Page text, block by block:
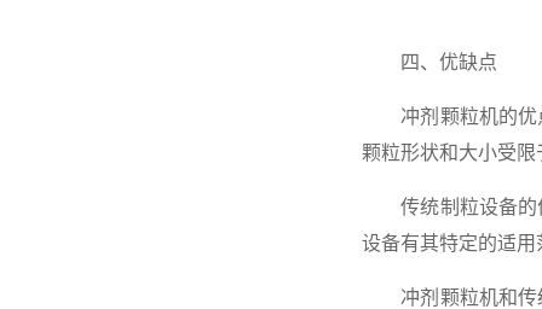
四、优缺点
冲剂颗粒机的优点
颗粒形状和大小受
传统制粒设备的优
设备有其特定的适
冲剂颗粒机和传统